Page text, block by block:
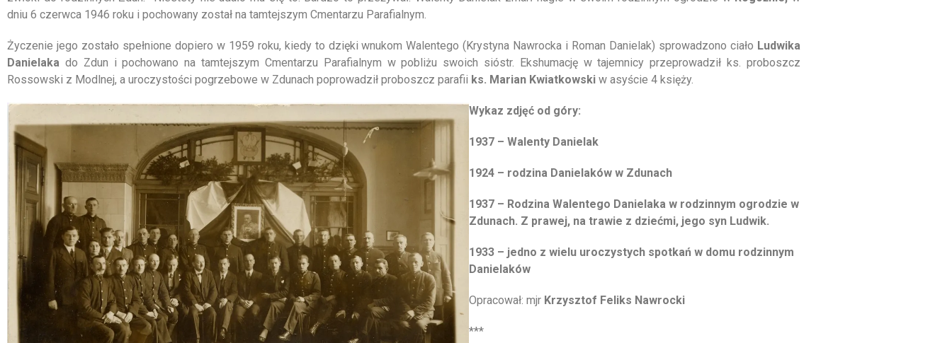
dniu 6 czerwca 1946 roku i pochowany został na tamtejszym Cmentarzu Parafialnym.
Życzenie jego zostało spełnione dopiero w 1959 roku, kiedy to dzięki wnukom Walentego (Krystyna Nawrocka i Roman Danielak) sprowadzono ciało Ludwika
Danielaka do Zdun i pochowano na tamtejszym Cmentarzu Parafialnym w pobliżu swoich sióstr. Ekshumację w tajemnicy przeprowadził ks. proboszcz
Rossowski z Modlnej, a uroczystości pogrzebowe w Zdunach poprowadził proboszcz parafii ks. Marian Kwiatkowski w asyście 4 księży.
Wykaz zdjęć od góry:
1937 – Walenty Danielak
1924 – rodzina Danielaków w Zdunach
1937 – Rodzina Walentego Danielaka w rodzinnym ogrodzie w
Zdunach. Z prawej, na trawie z dziećmi, jego syn Ludwik.
1933 – jedno z wielu uroczystych spotkań w domu rodzinnym
Danielaków
Opracował: mjr Krzysztof Feliks Nawrocki
***